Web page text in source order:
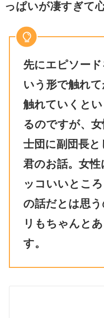
っぱいが凄すぎて
先にエピソー
いう形で触れ
触れていくと
るのですが、
士団に副団長
君のお話。女
ッコいいとこ
の話だとは思
リもちゃんと
す。